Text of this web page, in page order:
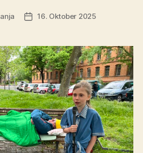
anja Beitragsdatum
16. Oktober 2025